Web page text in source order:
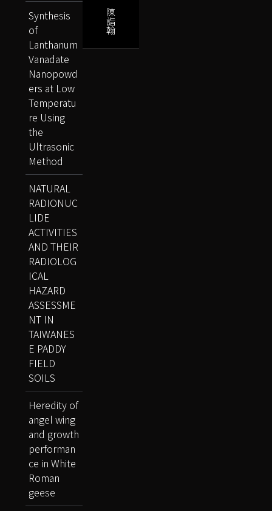
陳
詣
翰
Synthesis
of
Lanthanum
Vanadate
Nanopowd
ers at Low
Temperatu
re Using
the
Ultrasonic
Method
NATURAL
RADIONUC
LIDE
ACTIVITIES
AND THEIR
RADIOLOG
ICAL
HAZARD
ASSESSME
NT IN
TAIWANES
E PADDY
FIELD
SOILS
Heredity of
angel wing
and growth
performan
ce in White
Roman
geese